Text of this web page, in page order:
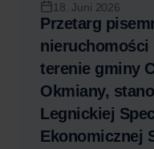
18. Juni 2026
Przetarg
nieruchomości
terenie gminy
Okmiany,
Legnickiej
Ekonomicznej